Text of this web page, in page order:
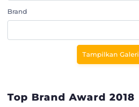
Brand
Tampilkan Galeri
Top Brand Award 2018